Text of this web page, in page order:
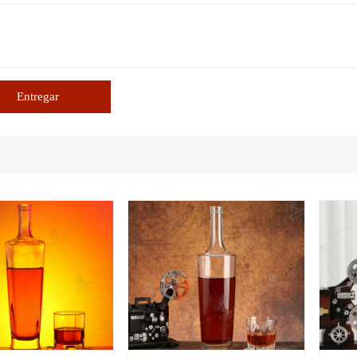
Entregar